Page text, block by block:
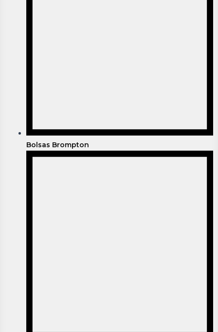
Bolsas Brompton